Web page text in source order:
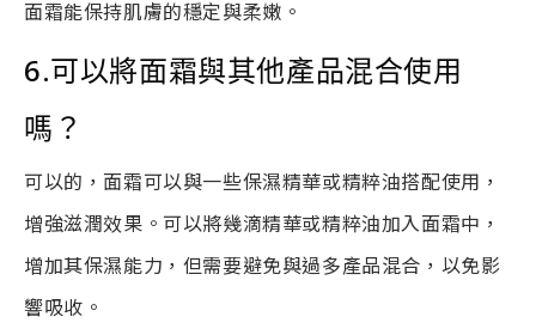
面霜能保持肌膚的穩定與柔嫩。
6.可以將面霜與其他產品混合使用
嗎？
可以的，面霜可以與一些保濕精華或精粹油搭配使用，
增強滋潤效果。可以將幾滴精華或精粹油加入面霜中，
增加其保濕能力，但需要避免與過多產品混合，以免影
響吸收。